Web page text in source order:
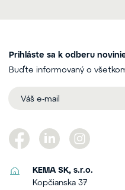
Prihláste sa k odberu
Buďte informovaný o
KEMA SK, s.r.o.
Kopčianska 37